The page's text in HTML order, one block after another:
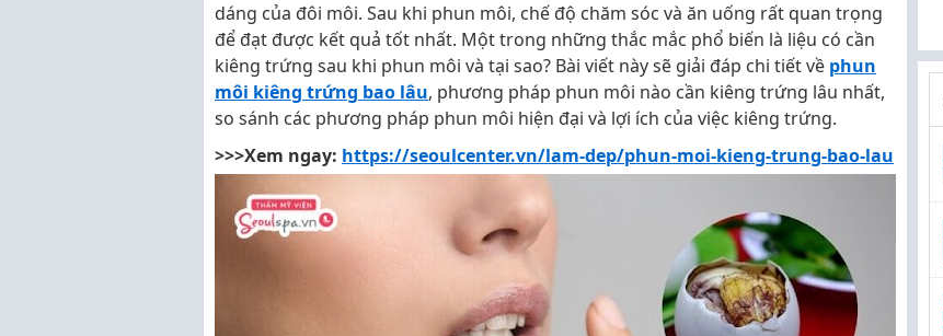
dáng của đôi môi. Sau khi phun môi, chế độ chăm sóc và ăn uống rất quan trọng
để đạt được kết quả tốt nhất. Một trong những thắc mắc phổ biến là liệu có cần
kiêng trứng sau khi phun môi và tại sao? Bài viết này sẽ giải đáp chi tiết về phun
môi kiêng trứng bao lâu, phương pháp phun môi nào cần kiêng trứng lâu nhất,
so sánh các phương pháp phun môi hiện đại và lợi ích của việc kiêng trứng.
>>>Xem ngay: https://seoulcenter.vn/lam-dep/phun-moi-kieng-trung-bao-lau